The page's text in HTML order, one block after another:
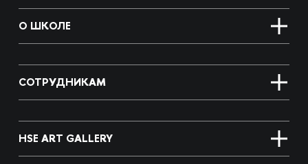
О ШКОЛЕ
СОТРУДНИКАМ
HSE ART GALLERY